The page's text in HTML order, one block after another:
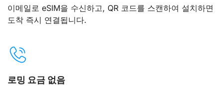
이메일로 eSIM을 수신하고, QR 코드를 스캔하여 설치하면
도착 즉시 연결됩니다.
로밍 요금 없음